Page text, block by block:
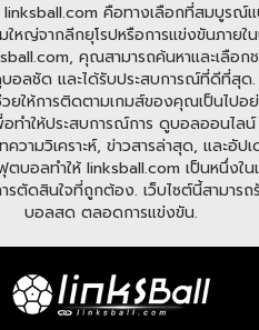
คือทางเลือกที่สมบูร
หญ่จากลีกยุโรปหรือการแข่งขันภา
คุณสามารถค้นหาและเลื
ลชัด และได้รับประสบการณ์ที่ดีที่สุ
ห้การติดตามเกมส์ของคุณเป็นไปอ
ทำให้ประสบการณ์การ ดูบอลออน
ามวิเคราะห์, ข่าวสารล่าสุด, และอั
บอลทำให้ linksball.com เป็นหนึ่
รตัดสินใจที่ถูกต้อง. เว็บไซต์นี้สาม
บอลสด ตลอดการแข่งขัน.